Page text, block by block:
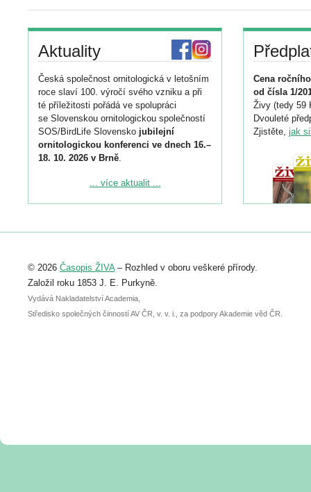
Aktuality
Česká společnost ornitologická v letošním
roce slaví 100. výročí svého vzniku a při
té příležitosti pořádá ve spolupráci
se Slovenskou ornitologickou společností
SOS/BirdLife Slovensko jubilejní
ornitologickou konferenci ve dnech 16.–
18. 10. 2026 v Brně.
Podrobnější informace ke konferenci
Registrovat se můžete do 6. září.
abstraktu přihlášené přednášky nebo
posteru je už 30. června.
... více aktualit ...
Cena
od čísla 1/
Živy (tedy 59
Dvouleté
Zjistěte, jak
© 2026 Časopis ŽIVA– Rozhled v oboru veškeré přírody.
Založil roku 1853 J. E. Purkyně.
Vydává Nakladatelství Academia,
Středisko společných činností AV ČR, v. v. i., za podpory Akademie věd ČR.